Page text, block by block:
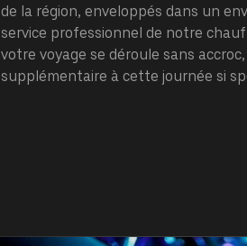
de la région, enveloppés dans un
service professionnel de notre
votre voyage se déroule sans
supplémentaire à cette journée si